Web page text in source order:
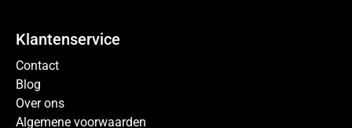
Klantenservice
Contact
Blog
Over ons
Algemene voorwaarden